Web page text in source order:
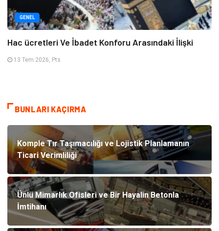
GENEL
Hac ücretleri Ve İbadet Konforu Arasındaki İlişki
13 Tem 2026, Pts
BUNLARI KAÇIRMA
Komple Tır Taşımacılığı ve Lojistik Planlamanın
Ticari Verimliliği
Ünlü Mimarlık Ofisleri ve Bir Hayalin Betonla
İmtihanı